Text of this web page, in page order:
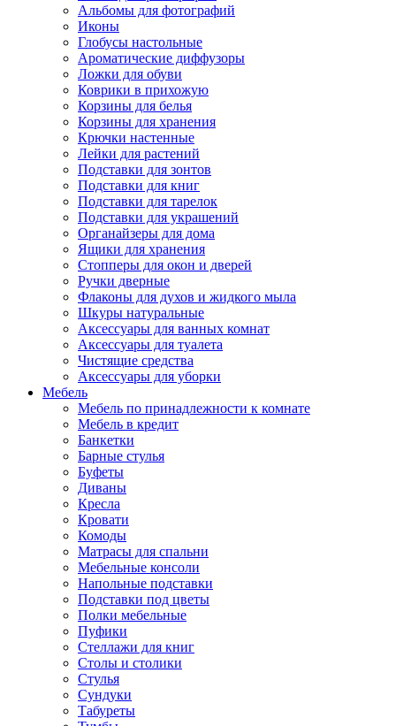
Альбомы для фотографий
Иконы
Глобусы настольные
Ароматические диффузоры
Ложки для обуви
Коврики в прихожую
Корзины для белья
Корзины для хранения
Крючки настенные
Лейки для растений
Подставки для зонтов
Подставки для книг
Подставки для тарелок
Подставки для украшений
Органайзеры для дома
Ящики для хранения
Стопперы для окон и дверей
Ручки дверные
Флаконы для духов и жидкого мыла
Шкуры натуральные
Аксессуары для ванных комнат
Аксессуары для туалета
Чистящие средства
Аксессуары для уборки
Мебель
Мебель по принадлежности к комнате
Мебель в кредит
Банкетки
Барные стулья
Буфеты
Диваны
Кресла
Кровати
Комоды
Матрасы для спальни
Мебельные консоли
Напольные подставки
Подставки под цветы
Полки мебельные
Пуфики
Стеллажи для книг
Столы и столики
Стулья
Сундуки
Табуреты